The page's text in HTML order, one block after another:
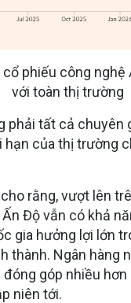
cổ phiếu công
với toàn thị trường
phải tất cả chuyên
hạn của thị trường
rằng, vượt lên
Độ vẫn có khả
gia hưởng lợi lớn
thành. Ngân hàng
góp nhiều
niên tới.